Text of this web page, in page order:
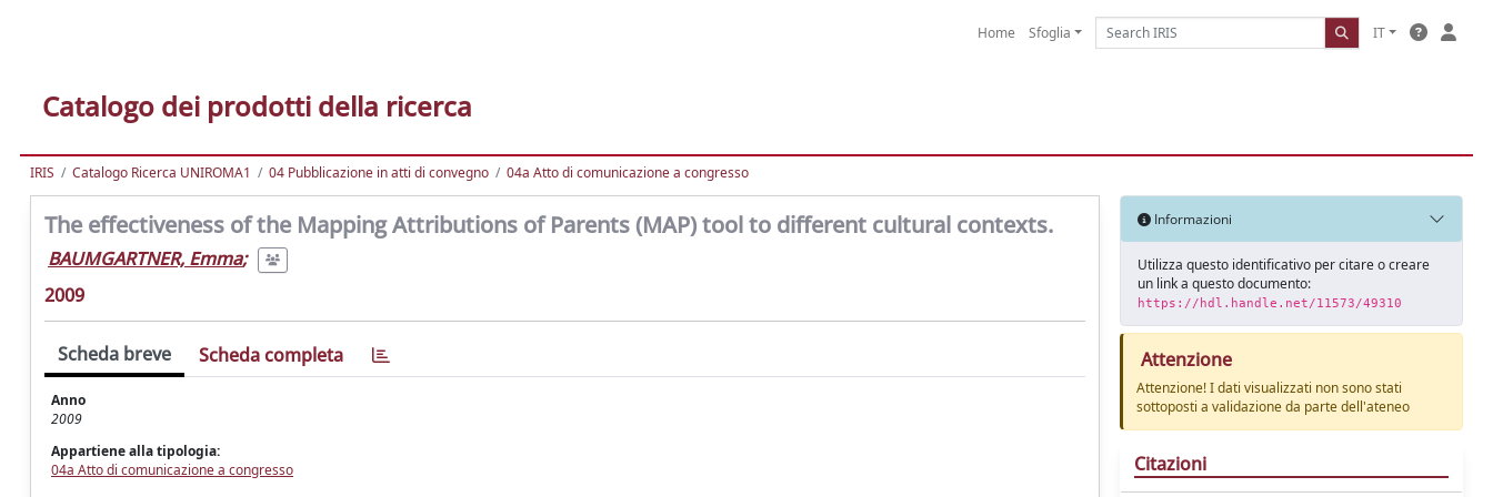
Home Sfoglia IT
Catalogo dei prodotti della ricerca
IRIS Catalogo Ricerca UNIROMA1 04 Pubblicazione in atti di convegno 04a Atto di comunicazione a congresso
The effectiveness of the Mapping Attributions of Parents (MAP) tool to different cultural contexts.
BAUMGARTNER, Emma;
2009
Scheda breve Scheda completa
Anno
2009
Appartiene alla tipologia:
04a Atto di comunicazione a congresso
Informazioni
Utilizza questo identificativo per citare o creare
un link a questo documento:
https://hdl.handle.net/11573/49310
Attenzione
Attenzione! I dati visualizzati non sono stati
sottoposti a validazione da parte dell'ateneo
Citazioni